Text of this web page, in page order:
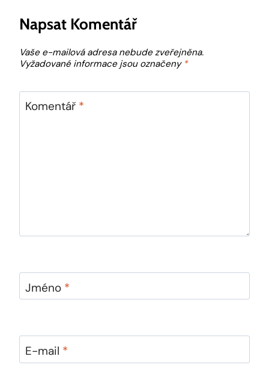
Napsat Komentář
Vaše e-mailová adresa nebude zveřejněna.
Vyžadované informace jsou označeny *
Komentář *
Jméno *
E-mail *